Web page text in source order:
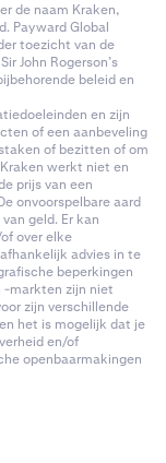
de naam Kraken,
Payward Global
toezicht van de
John Rogerson’s
beleid en
en zijn
of een aanbeveling
of bezitten of om
werkt niet en
prijs van een
onvoorspelbare aard
geld. Er kan
over elke
advies in te
beperkingen
-markten zijn niet
zijn verschillende
het is mogelijk dat je
en/of
openbaarmakingen